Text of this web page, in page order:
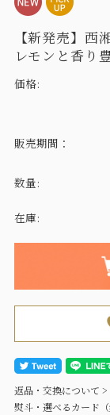
【新発売】西
レモンと香り
価格:
販売期間：
数量:
在庫:
返品・交換について >
熨斗・選べるカード